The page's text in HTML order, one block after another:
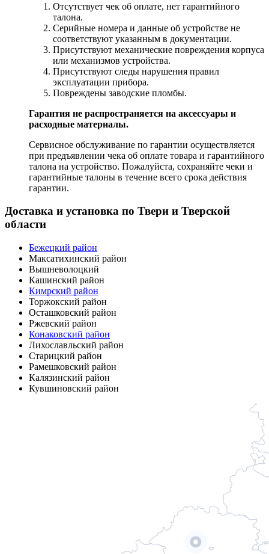
Отсутствует чек об оплате, нет гарантийного
талона.
Серийные номера и данные об устройстве не
соответствуют указанным в документации.
Присутствуют механические повреждения корпуса
или механизмов устройства.
Присутствуют следы нарушения правил
эксплуатации прибора.
Повреждены заводские пломбы.
Гарантия не распространяется на аксессуары и
расходные материалы.
Сервисное обслуживание по гарантии осуществляется
при предъявлении чека об оплате товара и гарантийного
талона на устройство. Пожалуйста, сохраняйте чеки и
гарантийные талоны в течение всего срока действия
гарантии.
Доставка и установка по Твери и Тверской
области
Бежецкий район
Максатихинский район
Вышневолоцкий
Кашинский район
Кимрский район
Торжокский район
Осташковский район
Ржевский район
Конаковский район
Лихославльский район
Старицкий район
Рамешковский район
Калязинский район
Кувшиновский район